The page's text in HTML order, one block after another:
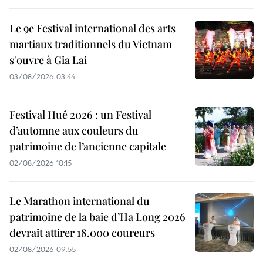
Le 9e Festival international des arts
martiaux traditionnels du Vietnam
s'ouvre à Gia Lai
03/08/2026 03:44
Festival Huê 2026 : un Festival
d’automne aux couleurs du
patrimoine de l’ancienne capitale
02/08/2026 10:15
Le Marathon international du
patrimoine de la baie d’Ha Long 2026
devrait attirer 18.000 coureurs
02/08/2026 09:55